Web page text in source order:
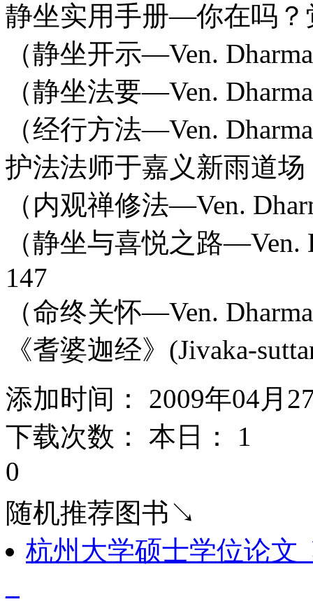
静坐实用手册—你在吗？
（静坐开示—Ven.
（静坐法要—Ven.
（经行方法—Ven.
护法法师于嘉义新雨道
（内观禅修法—Ven.
（静坐与喜悦之路—Ven.
147
（命终关怀—Ven.
《耆婆迦经》(Jivaka-
添加时间： 2009年04月
下载次数： 本日： 1
0
随机推荐图书↘
杭州大学硕士学位论文